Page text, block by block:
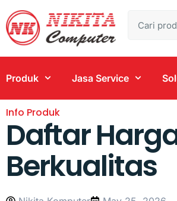
Produk Jasa Service
Info Produk
Daftar
Berkualitas